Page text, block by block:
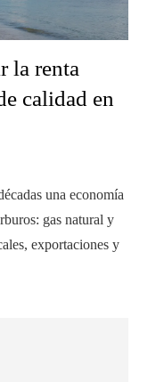
la renta
calidad en
una economía
gas natural y
exportaciones y